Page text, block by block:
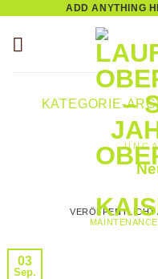
springen
ADD ANYTHING
KATEGORIE-
03
Sep.